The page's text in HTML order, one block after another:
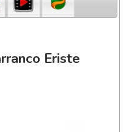
Eriste